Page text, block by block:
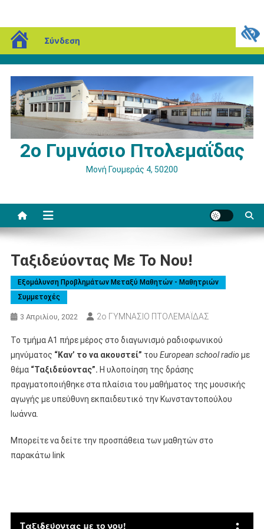
blogs.sch.gr
Σύνδεση
Μεταπηδήστε
στο
περιεχόμενο
2ο Γυμνάσιο Πτολεμαΐδας
Μονή Γουμεράς 4, 50200
Ταξιδεύοντας Με Το Νου!
Εξομάλυνση Προβλημάτων Μεταξύ Μαθητών - Μαθητριών
Συμμετοχές
3 Απριλίου, 2022 2ο ΓΥΜΝΑΣΙΟ ΠΤΟΛΕΜΑΪΔΑΣ
Το τμήμα Α1 πήρε μέρος στο διαγωνισμό ραδιοφωνικού
μηνύματος “Καν’ το να ακουστεί” του European school radio με
θέμα“Ταξιδεύοντας”. Η υλοποίηση της δράσης
πραγματοποιήθηκε στα πλαίσια του μαθήματος της μουσικής
αγωγής με υπεύθυνη εκπαιδευτικό την Κωνσταντοπούλου
Ιωάννα.
Μπορείτε να δείτε την προσπάθεια των μαθητών στο
παρακάτω link